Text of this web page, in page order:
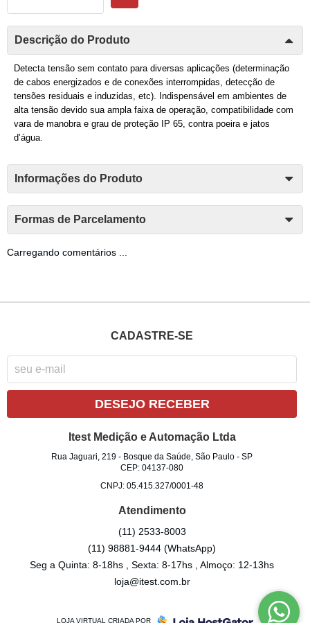
Descrição do Produto
Detecta tensão sem contato para diversas aplicações (determinação
de cabos energizados e de conexões interrompidas, detecção de
tensões residuais e induzidas, etc). Indispensável em ambientes de
alta tensão devido sua ampla faixa de operação, compatibilidade com
vara de manobra e grau de proteção IP 65, contra poeira e jatos
d’água.
Informações do Produto
Formas de Parcelamento
Carregando comentários ...
CADASTRE-SE
DESEJO RECEBER
Itest Medição e Automação Ltda
Rua Jaguari, 219 - Bosque da Saúde, São Paulo -SP
CEP: 04137-080
CNPJ: 05.415.327/0001-48
Atendimento
(11) 2533-8003
(11) 98881-9444(WhatsApp)
Seg a Quinta: 8-18hs , Sexta: 8-17hs , Almoço: 12-13hs
loja@itest.com.br
LOJA VIRTUAL CRIADA POR